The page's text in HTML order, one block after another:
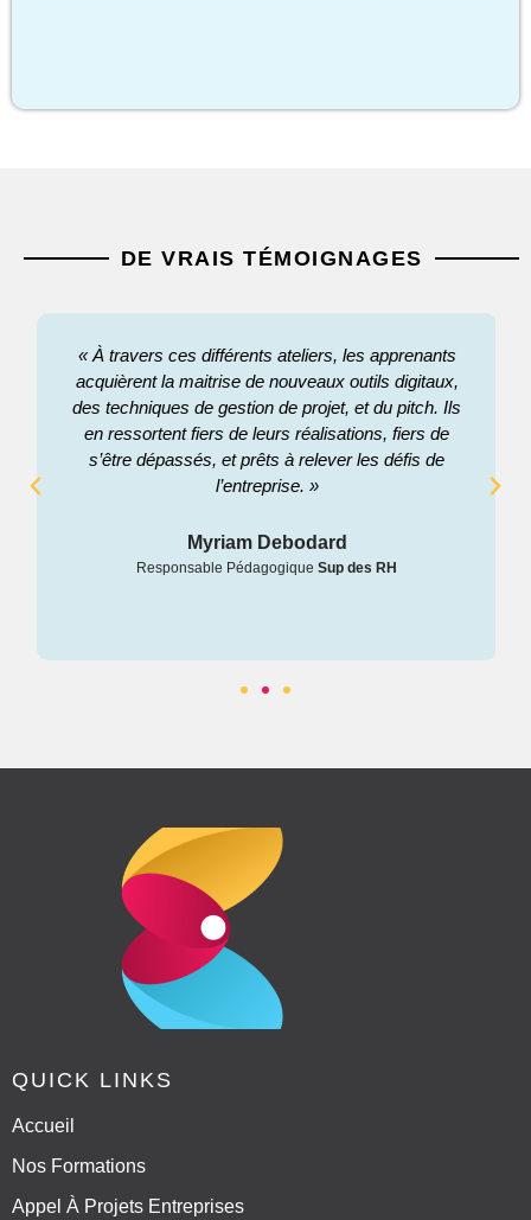
DE VRAIS TÉMOIGNAGES
« À travers ces différents ateliers, les apprenants
acquièrent la maitrise de nouveaux outils digitaux,
des techniques de gestion de projet, et du pitch. Ils
en ressortent fiers de leurs réalisations, fiers de
s’être dépassés, et prêts à relever les défis de
l’entreprise. »
Myriam Debodard
Responsable Pédagogique Sup des RH
QUICK LINKS
Accueil
Nos Formations
Appel À Projets Entreprises